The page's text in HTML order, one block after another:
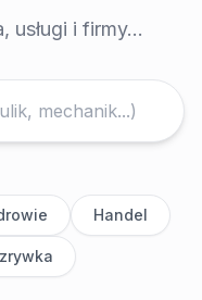
usługi i firmy...
Handel